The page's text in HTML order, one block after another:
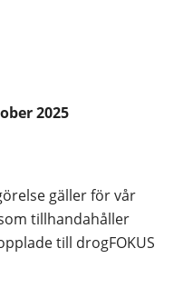
2025
gäller för vår
tillhandahåller
till drogFOKUS